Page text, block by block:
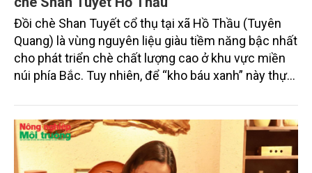
Đồi chè Shan Tuyết cổ thụ tại xã Hồ Thầu (Tuyên
Quang) là vùng nguyên liệu giàu tiềm năng bậc nhất
cho phát triển chè chất lượng cao ở khu vực miền
núi phía Bắc. Tuy nhiên, để “kho báu xanh” này thực
đại diện Công ty TNHH Dịch vụ Nông nghiệp Hồ
Thầu, doanh nghiệp đóng vai trò then chốt, giữ vị trí
“đầu tàu” trong thúc đẩy chế biến sâu và kiến tạo
chuỗi giá trị khép kín.